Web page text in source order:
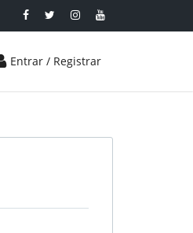
Entrar / Registrar